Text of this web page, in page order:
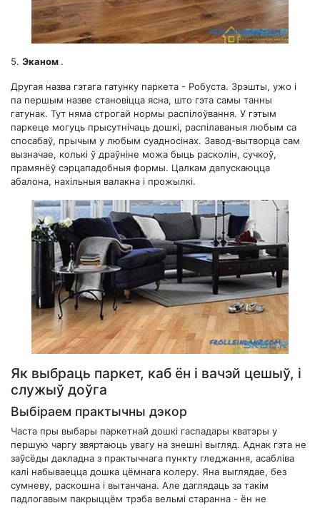
5. Эканом .
Другая назва гэтага гатунку паркета - Робуста. Зрэшты, ужо і
па першым назве становіцца ясна, што гэта самы танны
гатунак. Тут няма строгай нормы распілоўвання. У гэтым
паркеце могуць прысутнічаць дошкі, распілаваныя любым са
спосабаў, прычым у любым суадносінах. Завод-вытворца сам
вызначае, колькі ў драўніне можа быць расколін, сучкоў,
прамянёў сэрцападобныя формы. Цалкам дапускаюцца
абалона, нахільныя валакна і прожылкі.
Як выбраць паркет, каб ён і вачэй цешыў, і
служыў доўга
Выбіраем практычны дэкор
Часта пры выбары паркетнай дошкі гаспадары кватэры у
першую чаргу звяртаюць увагу на знешні выгляд. Аднак гэта не
заўсёды дакладна з практычнага пункту гледжання, асабліва
калі набываецца дошка цёмнага колеру. Яна выглядае, без
сумневу, раскошна і вытанчана. Але даглядаць за такім
падлогавым пакрыццём трэба вельмі старанна - ён не